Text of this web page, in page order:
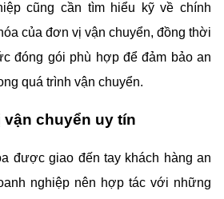
cũng cần tìm hiểu kỹ về chính
của đơn vị vận chuyển, đồng thời
đóng gói phù hợp để đảm bảo an
quá trình vận chuyển.
chuyển uy tín
được giao đến tay khách hàng an
nghiệp nên hợp tác với những